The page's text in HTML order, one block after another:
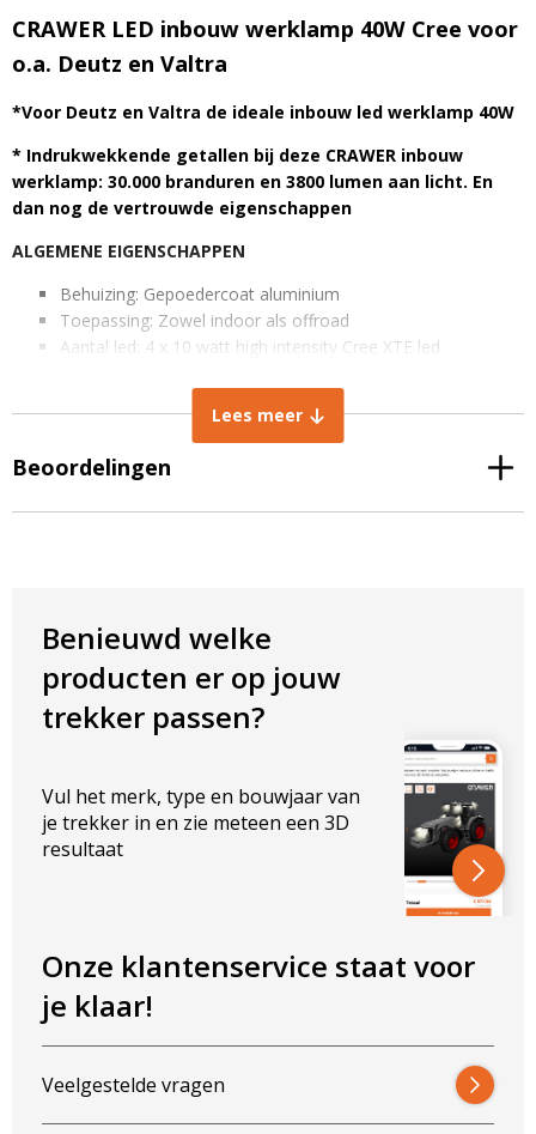
CRAWER LED inbouw werklamp 40W Cree voor
o.a. Deutz en Valtra
*Voor Deutz en Valtra de ideale inbouw led werklamp 40W
* Indrukwekkende getallen bij deze CRAWER inbouw
werklamp: 30.000 branduren en 3800 lumen aan licht. En
dan nog de vertrouwde eigenschappen
ALGEMENE EIGENSCHAPPEN
Behuizing: Gepoedercoat aluminium
Toepassing: Zowel indoor als offroad
Aantal led: 4 x 10 watt high intensity Cree XTE led
Levensduur: +30.000 uren
EMC Radio ontstoord: CISPR Klasse 4
Vermogen: 40W
Spanning: 10-32V
Breedte lamp: 100 mm
Hoogte lamp: 117 mm
Een nieuwe 40 watt CRAWER inbouw werklamp
met een lichtopbrengst van maar liefst 3800
lumen. De werklamp is geschikt voor o.a.
Deutz Agrotron en Valtra tractoren.
Nieuw! 3800 lumen met de 40 watt CRAWER inbouw
werklamp
Lees meer
Beoordelingen
Benieuwd welke
producten er op jouw
trekker passen?
Vul het merk, type en bouwjaar van
je trekker in en zie meteen een 3D
resultaat
Onze klantenservice staat voor
je klaar!
Veelgestelde vragen